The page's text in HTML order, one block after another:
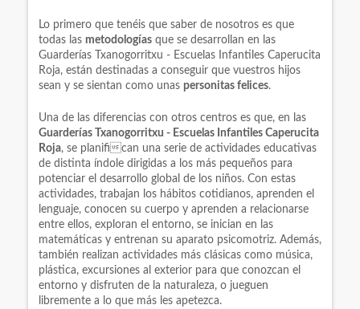
Lo primero que tenéis que saber de nosotros es que
todas las metodologías que se desarrollan en las
Guarderías Txanogorritxu - Escuelas Infantiles Caperucita
Roja, están destinadas a conseguir que vuestros hijos
sean y se sientan como unas personitas felices.
Una de las diferencias con otros centros es que, en las
Guarderías Txanogorritxu - Escuelas Infantiles Caperucita
Roja, se planifican una serie de actividades educativas
de distinta índole dirigidas a los más pequeños para
potenciar el desarrollo global de los niños. Con estas
actividades, trabajan los hábitos cotidianos, aprenden el
lenguaje, conocen su cuerpo y aprenden a relacionarse
entre ellos, exploran el entorno, se inician en las
matemáticas y entrenan su aparato psicomotriz. Además,
también realizan actividades más clásicas como música,
plástica, excursiones al exterior para que conozcan el
entorno y disfruten de la naturaleza, o jueguen
libremente a lo que más les apetezca.